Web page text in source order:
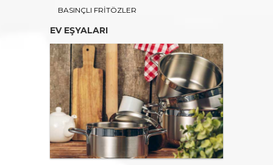
BASINÇLI FRİTÖZLER
EV EŞYALARI